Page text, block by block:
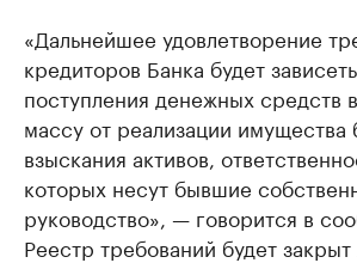
«Дальнейшее удовлетворение
кредиторов Банка будет
поступления денежных средств
массу от реализации имущества
взыскания активов,
которых несут бывшие
руководство», — говорится в
Реестр требований будет закрыт